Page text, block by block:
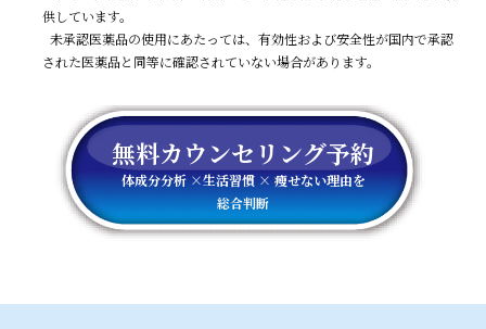
供しています。
未承認医薬品の使用にあたっては、有効性および安全性が国内で承認
された医薬品と同等に確認されていない場合があります。
無料カウンセリング予約
体成分分析 ×生活習慣 × 痩せない理由を
総合判断